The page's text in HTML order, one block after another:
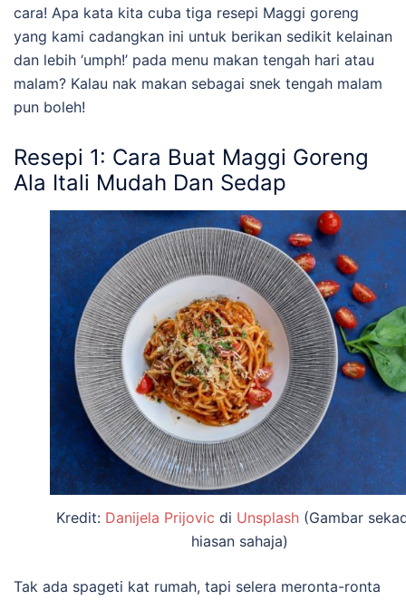
cara! Apa kata kita cuba tiga resepi Maggi goreng
yang kami cadangkan ini untuk berikan sedikit kelainan
dan lebih ‘umph!’ pada menu makan tengah hari atau
malam? Kalau nak makan sebagai snek tengah malam
pun boleh!
Resepi 1: Cara Buat Maggi Goreng
Ala Itali Mudah Dan Sedap
Kredit: Danijela Prijovic di Unsplash (Gambar
hiasan sahaja)
Tak ada spageti kat rumah, tapi selera meronta-ronta